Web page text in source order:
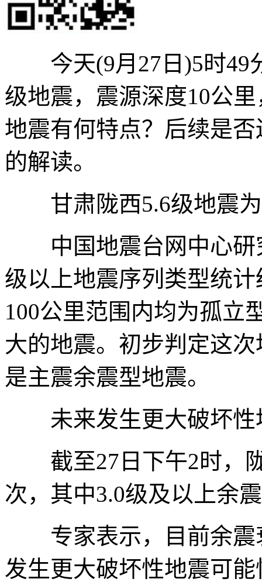
今天(9月27日)5时49
级地震，震源深度10公
地震有何特点？后续是
的解读。
甘肃陇西5.6级地震为
中国地震台网中心研
级以上地震序列类型统
100公里范围内均为孤立
大的地震。初步判定这
是主震余震型地震。
未来发生更大破坏性
截至27日下午2时，陇
次，其中3.0级及以上余
专家表示，目前余震
发生更大破坏性地震可